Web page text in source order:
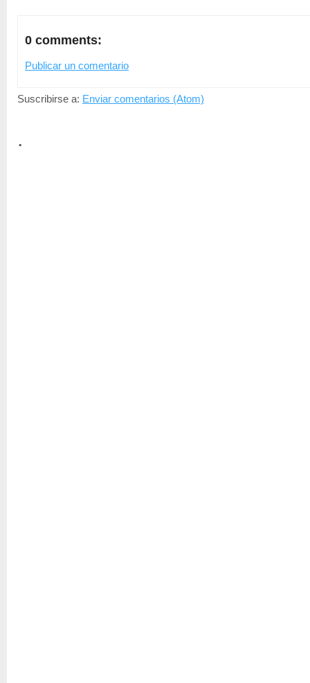
0 comments:
Publicar un comentario
Suscribirse a: Enviar comentarios (Atom)
.